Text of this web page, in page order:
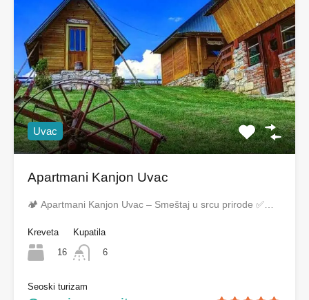
Uvac
Apartmani Kanjon Uvac
🏕️ Apartmani Kanjon Uvac – Smeštaj u srcu prirode ✅…
Kreveta
16
Kupatila
6
Seoski turizam